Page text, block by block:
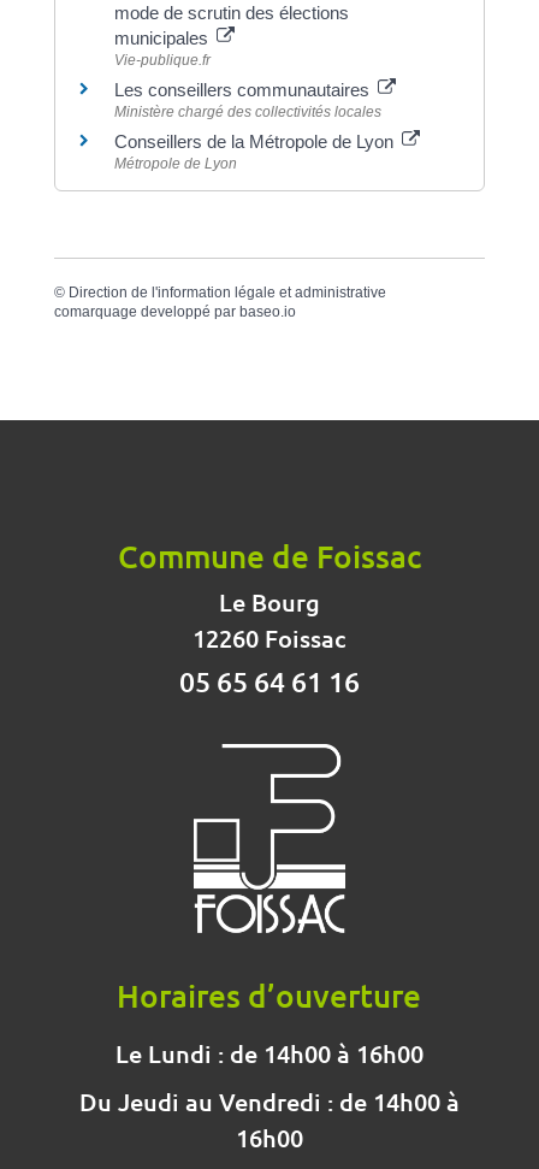
mode de scrutin des élections
municipales
Vie-publique.fr
Les conseillers communautaires
Ministère chargé des collectivités locales
Conseillers de la Métropole de Lyon
Métropole de Lyon
© Direction de l'information légale et administrative
comarquage developpé par baseo.io
Commune de Foissac
Le Bourg
12260 Foissac
05 65 64 61 16
Horaires d’ouverture
Le Lundi : de 14h00 à 16h00
Du Jeudi au Vendredi : de 14h00 à
16h00